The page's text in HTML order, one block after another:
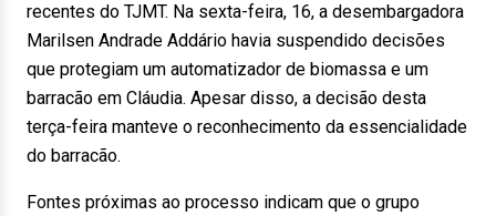
recentes do TJMT. Na sexta-feira, 16, a desembargadora
Marilsen Andrade Addário havia suspendido decisões
que protegiam um automatizador de biomassa e um
barracão em Cláudia. Apesar disso, a decisão desta
terça-feira manteve o reconhecimento da essencialidade
do barracão.
Fontes próximas ao processo indicam que o grupo